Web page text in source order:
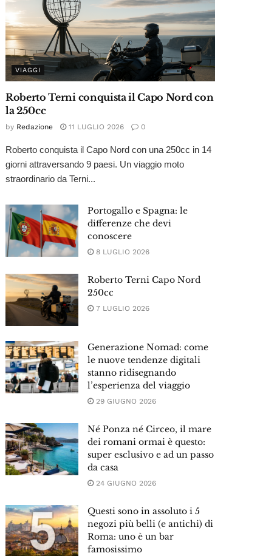
VIAGGI
Roberto Terni conquista il Capo Nord con
la 250cc
by Redazione 11 LUGLIO 2026 0
Roberto conquista il Capo Nord con una 250cc in 14
giorni attraversando 9 paesi. Un viaggio moto
straordinario da Terni...
Portogallo e Spagna: le
differenze che devi
conoscere
8 LUGLIO 2026
Roberto Terni Capo Nord
250cc
7 LUGLIO 2026
Generazione Nomad: come
le nuove tendenze digitali
stanno ridisegnando
l’esperienza del viaggio
29 GIUGNO 2026
Né Ponza né Circeo, il mare
dei romani ormai è questo:
super esclusivo e ad un passo
da casa
24 GIUGNO 2026
Questi sono in assoluto i 5
negozi più belli (e antichi) di
Roma: uno è un bar
famosissimo